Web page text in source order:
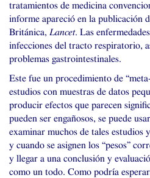
tratamientos de medicina
informe apareció en la publicación
Británica, Lancet. Las
infecciones del tracto respiratorio,
problemas gastrointestinales.
Este fue un procedimiento de
estudios con muestras de datos
producir efectos que parecen
pueden ser engañosos, se puede
examinar muchos de tales estudios
y cuando se asignen los “pesos”
y llegar a una conclusión y
como un todo. Como podría